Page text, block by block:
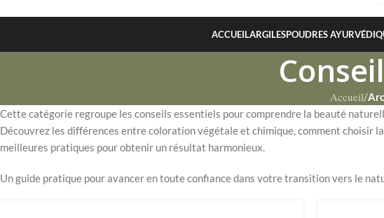
ACCUEILARGILESPOUDRES
Accueil/
Cette catégorie regroupe les conseils essentiels pour comprendre la beauté
Découvrez les différences entre coloration végétale et chimique, comment choisir
meilleures pratiques pour obtenir un résultat harmonieux.
Un guide pratique pour avancer en toute confiance dans votre transition vers le